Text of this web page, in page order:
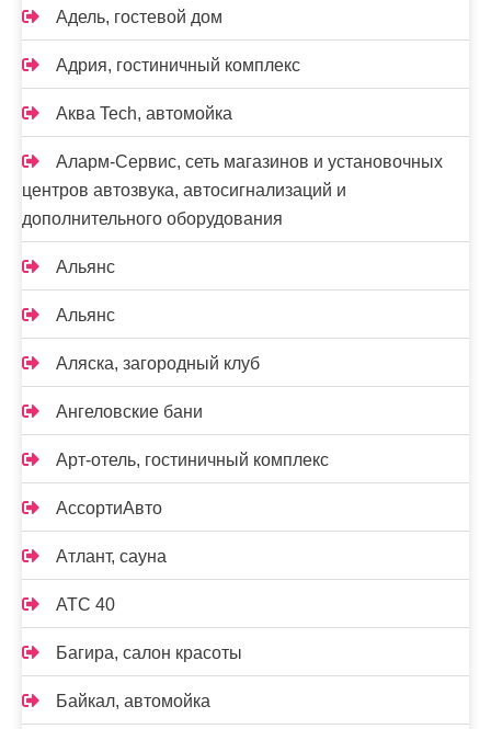
Адель, гостевой дом
Адрия, гостиничный комплекс
Аква Tech, автомойка
Аларм-Сервис, сеть магазинов и установочных
центров автозвука, автосигнализаций и
дополнительного оборудования
Альянс
Альянс
Аляска, загородный клуб
Ангеловские бани
Арт-отель, гостиничный комплекс
АссортиАвто
Атлант, сауна
АТС 40
Багира, салон красоты
Байкал, автомойка